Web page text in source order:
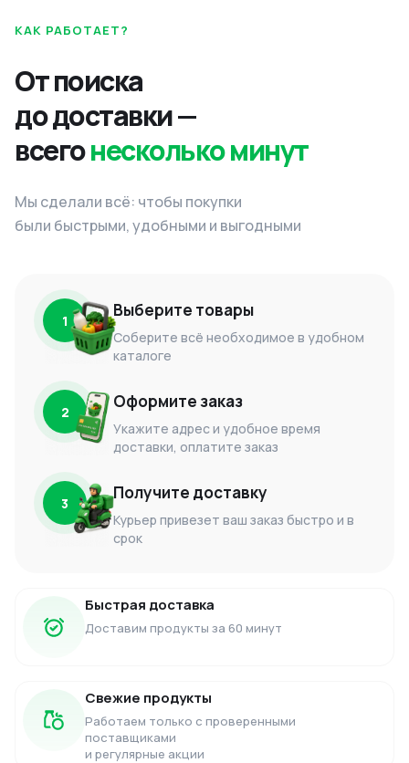
КАК РАБОТАЕТ?
От поиска
до доставки —
всегонесколько минут
Мы сделали всё: чтобы покупки
были быстрыми, удобными и выгодными
1 Выберите товары
Соберите всё необходимое в удобном
каталоге
2 Оформите заказ
Укажите адрес и удобное время
доставки, оплатите заказ
3 Получите доставку
Курьер привезет ваш заказ быстро и в
срок
Быстрая доставка
Доставим продукты за 60 минут
Свежие продукты
Работаем только с проверенными
поставщиками
и регулярные акции